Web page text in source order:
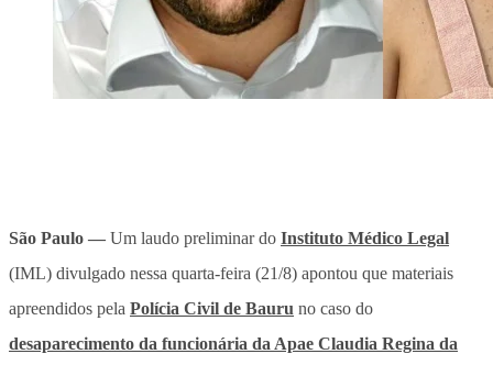
São Paulo — Um laudo preliminar do Instituto Médico Legal
(IML) divulgado nessa quarta-feira (21/8) apontou que materiais
apreendidos pela Polícia Civil de Bauru no caso do
desaparecimento da funcionária da Apae Claudia Regina da